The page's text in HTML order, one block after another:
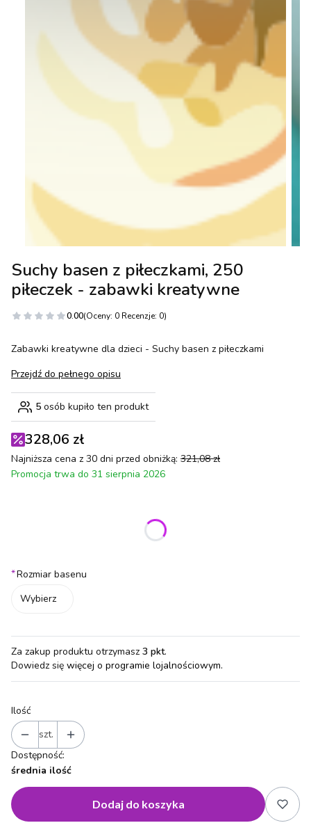
Suchy basen z piłeczkami, 250
piłeczek - zabawki kreatywne
0.00(Oceny: 0 Recenzje: 0)
Zabawki kreatywne dla dzieci - Suchy basen z piłeczkami
Przejdź do pełnego opisu
5 osób kupiło ten produkt
328,06 zł
Najniższa cena z 30 dni przed obniżką: 321,08 zł
Promocja trwa do 31 sierpnia 2026
Poszczególne warianty mogą różnić się ceną
*Rozmiar basenu
Wybierz
Za zakup produktu otrzymasz 3 pkt.
Dowiedz się więcej o programie lojalnościowym.
Ilość
szt.
Dostępność:
średnia ilość
Dodaj do koszyka